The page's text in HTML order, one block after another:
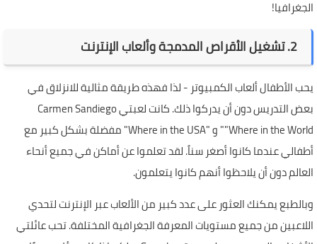
الجغرافيا!
2. تشغيل الأقراص المدمجة وألعاب الإنترنت
يحب الأطفال ألعاب الكمبيوتر - لذا فهذه طريقة مثالية للانزلاق في
بعض التدريس دون أن يدركوا ذلك. كانت لعبتي Carmen Sandiego
"Where in the World" و "Where in the USA" مفضلة بشكل كبير مع
أطفالي عندما كانوا أصغر سناً. لقد تعلموا عن أماكن في جميع أنحاء
العالم دون أن يلاحظوا أنهم كانوا يتعلمون.
وبالطبع يمكنك العثور على عدد كبير من الألعاب عبر الإنترنت لتحدي
اللاعبين من جميع مستويات المعرفة الجغرافية المختلفة. تحب عائلتي